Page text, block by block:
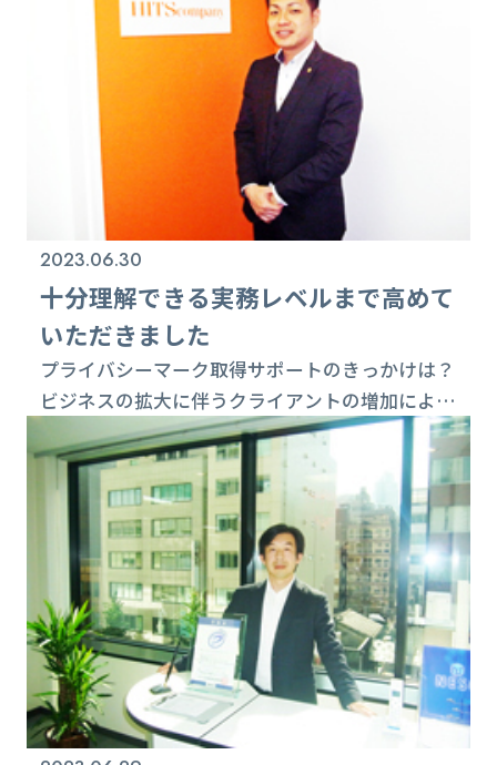
ですが、対外的な信用度や信頼度を高める為に認
知度や審査費用の負担も検討して先ずはプライバ
シーマークの取得に踏み切りました。 どのよう
な個人情報を扱っていますか？ 健診結果...
2023.06.30
十分理解できる実務レベルまで高めて
いただきました
プライバシーマーク取得サポートのきっかけは？
ビジネスの拡大に伴うクライアントの増加によ
り、個人情報の安全かつ適切な管理が求められ、
企業としての信用・信頼を高める必要性を強く感
じました。また、社内制度として、個人情報を安
心して取り扱える体制を整えたいと思っていたの
で、取得することにいたしました。 取得準備中
にご苦労されたことは？ 体制構築においては、
個人情報の洗出しやリスク分析など、日常業務に
はな...